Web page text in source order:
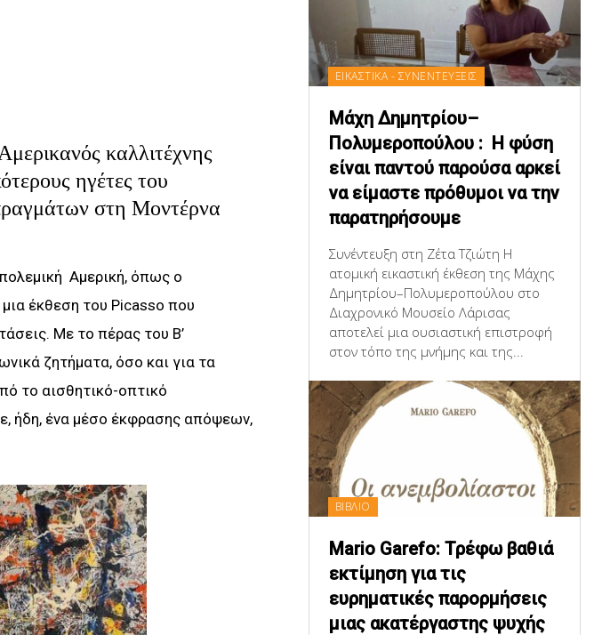
καλλιτέχνης
ηγέτες του
στη Μοντέρνα
Αμερική, όπως ο
έκθεση του Picasso που
Με το πέρας του Β’
ζητήματα, όσο και για τα
το αισθητικό-οπτικό
ήδη, ένα μέσο έκφρασης απόψεων,
ΕΙΚΑΣΤΙΚΑ - ΣΥΝΕΝΤΕΥΞΕΙΣ
Μάχη Δημητρίου–
Πολυμεροπούλου : Η φύση
είναι παντού παρούσα αρκεί
να είμαστε πρόθυμοι να την
παρατηρήσουμε
Συνέντευξη στη Ζέτα Τζιώτη Η
ατομική εικαστική έκθεση της Μάχης
Δημητρίου–Πολυμεροπούλου στο
Διαχρονικό Μουσείο Λάρισας
αποτελεί μια ουσιαστική επιστροφή
στον τόπο της μνήμης και της...
ΒΙΒΛΙΟ
Mario Garefo: Τρέφω βαθιά
εκτίμηση για τις
ευρηματικές παρορμήσεις
μιας ακατέργαστης ψυχής